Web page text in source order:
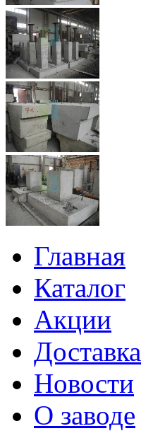
Главная
Каталог
Акции
Доставка
Новости
О заводе